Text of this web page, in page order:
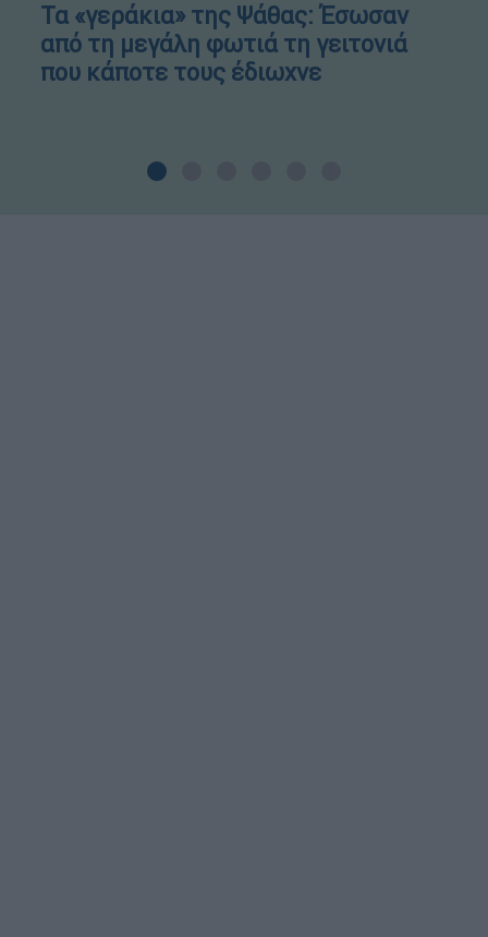
Τα «γεράκια» της Ψάθας: Έσωσαν
από τη μεγάλη φωτιά τη γειτονιά
που κάποτε τους έδιωχνε